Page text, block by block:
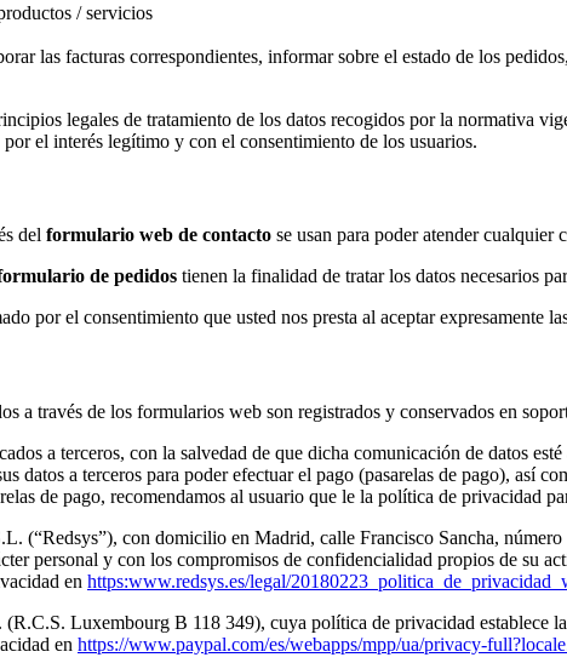
/ servicios
las facturas correspondientes, informar sobre el estado de los
legales de tratamiento de los datos recogidos por la normativa
el interés legítimo y con el consentimiento de los usuarios.
del formulario web de contacto se usan para poder atender cualquier
de pedidos tienen la finalidad de tratar los datos necesarios
por el consentimiento que usted nos presta al aceptar expresamente
a través de los formularios web son registrados y conservados en
a terceros, con la salvedad de que dicha comunicación de datos
datos a terceros para poder efectuar el pago (pasarelas de pago), así
de pago, recomendamos al usuario que le la política de privacidad
(“Redsys”), con domicilio en Madrid, calle Francisco Sancha,
personal y con los compromisos de confidencialidad propios de su
en https:www.redsys.es/legal/
Luxembourg B 118 349), cuya política de privacidad establece
en https://www.paypal.com/es/webapps/mpp/ua/privacy-